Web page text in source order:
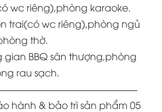
wc riêng),phòng karaoke.
trai(có wc riêng),phòng ngủ
thờ.
gian BBQ sân thượng,phòng
rau sạch.
hành & bảo trì sản phẩm 05